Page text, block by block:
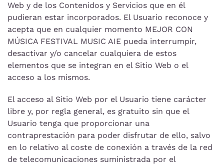
Web y de los Contenidos y Servicios que en él
pudieran estar incorporados. El Usuario reconoce y
acepta que en cualquier momento MEJOR CON
MÚSICA FESTIVAL MUSIC AIE pueda interrumpir,
desactivar y/o cancelar cualquiera de estos
elementos que se integran en el Sitio Web o el
acceso a los mismos.
El acceso al Sitio Web por el Usuario tiene carácter
libre y, por regla general, es gratuito sin que el
Usuario tenga que proporcionar una
contraprestación para poder disfrutar de ello, salvo
en lo relativo al coste de conexión a través de la red
de telecomunicaciones suministrada por el